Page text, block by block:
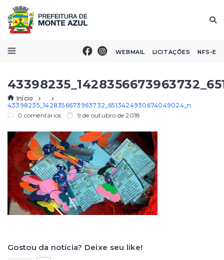
WEBMAIL LICITAÇÕES NFS-E
Início
43398235_1428356673963732_6513424930674049024_n
0 comentários
9 de outubro de 2018
Gostou da notícia? Deixe seu like!